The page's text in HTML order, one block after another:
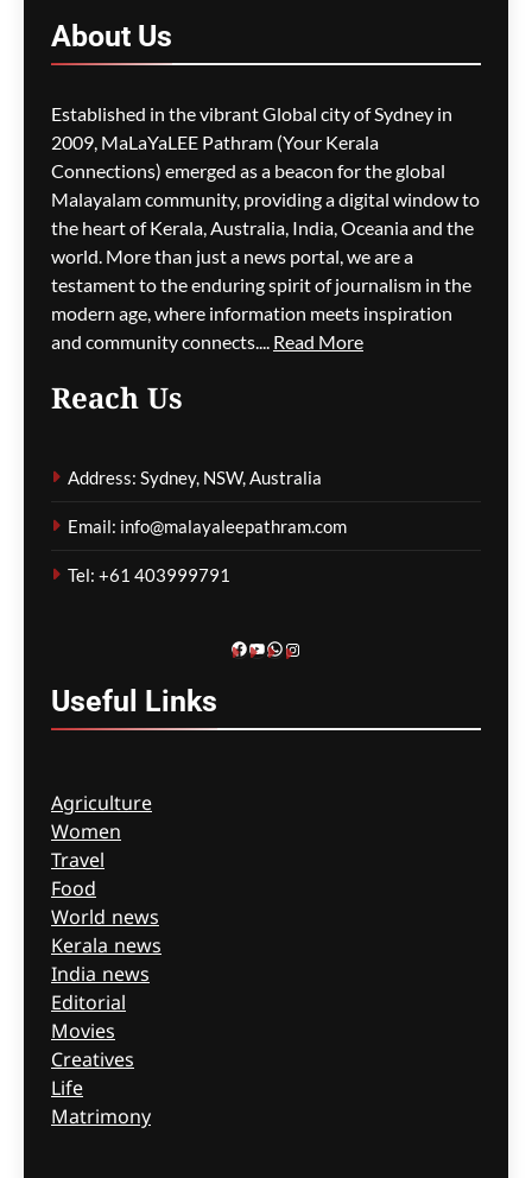
ago
0
ജെ.ഡി. വാൻസ്
പ്രധാനമന്ത്രി മോദിയെ
വിളിച്ചു; ഇന്ത്യ–യുഎസ്
ബന്ധം ചർച്ചയായി
മെഹ്റു ഇസ്മായില്‍
2 hours
ago
0
പിടികൂടി
മെഹ്റു ഇസ്മായില്‍
About Us
Established in the vibrant Global city of Sydney in
2009, MaLaYaLEE Pathram (Your Kerala
Connections) emerged as a beacon for the global
Malayalam community, providing a digital window to
the heart of Kerala, Australia, India, Oceania and the
world. More than just a news portal, we are a
testament to the enduring spirit of journalism in the
modern age, where information meets inspiration
and community connects.... Read More
Reach Us
Address: Sydney, NSW, Australia
Email: info@malayaleepathram.com
Tel: +61 403999791
Facebook
YouTube
WhatsApp
Instagram
Useful Links
Agriculture
Women
Travel
Food
World news
Kerala news
India news
Editorial
Movies
Creatives
Life
Matrimony